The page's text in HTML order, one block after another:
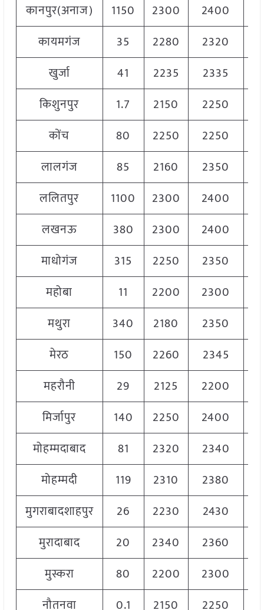
कानपुर(अनाज)
1150 2300 2400
कायमगंज
35 2280 2320
खुर्जा
41 2235 2335
किशुनपुर
1.7 2150 2250
कोंच
80 2250 2250
लालगंज
85 2160 2350
ललितपुर
1100 2300 2400
लखनऊ
380 2300 2400
माधोगंज
315 2250 2350
महोबा
11 2200 2300
मथुरा
340 2180 2350
मेरठ
150 2260 2345
महरौनी
29 2125 2200
मिर्जापुर
140 2250 2400
मोहम्मदाबाद
81 2320 2340
मोहम्मदी
119 2310 2380
मुगराबादशाहपुर
26 2230 2430
मुरादाबाद
20 2340 2360
मुस्करा
80 2200 2300
नौतनवा
0.1 2150 2250